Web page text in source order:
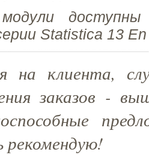
доступны
Statistica 13 En
на клиента,
заказов -